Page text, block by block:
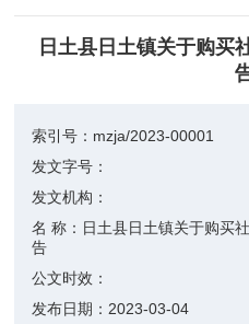
日土县日土镇关于购买
索引号： mzja/2023-00001
发文字号：
发文机构：
名 称： 日土县日土镇关于购买
告
公文时效：
发布日期： 2023-03-04